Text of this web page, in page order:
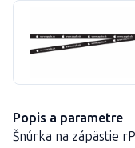
Popis a parametre
Šnúrka na zápästie